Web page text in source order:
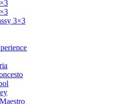
3×3